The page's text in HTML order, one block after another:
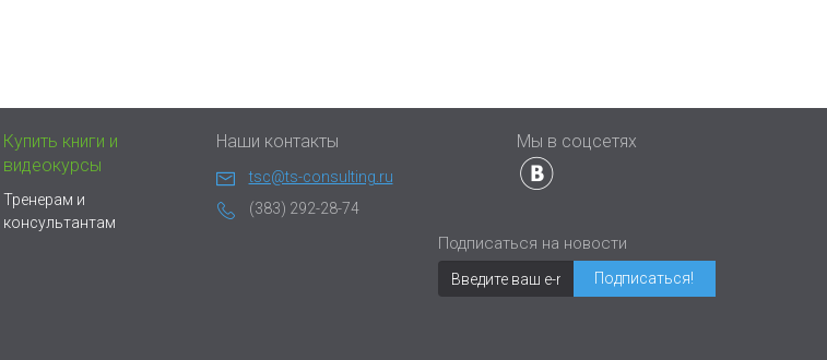
Купить книги и
видеокурсы
Тренерам и
консультантам
Наши контакты
tsc@ts-consulting.ru
(383) 292-28-74
Мы в соцсетях
Подписаться на новости